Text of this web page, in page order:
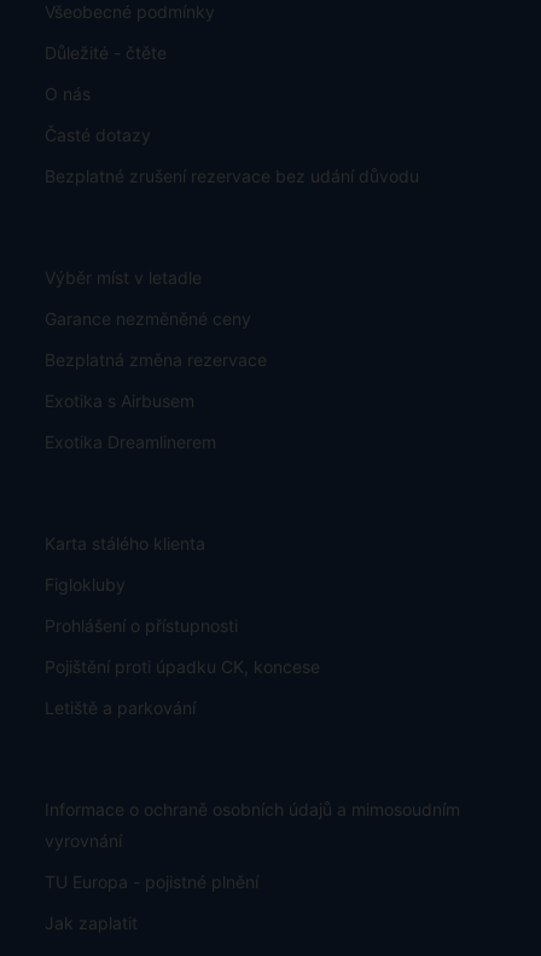
Všeobecné podmínky
Důležité - čtěte
O nás
Časté dotazy
Bezplatné zrušení rezervace bez udání důvodu
Výběr míst v letadle
Garance nezměněné ceny
Bezplatná změna rezervace
Exotika s Airbusem
Exotika Dreamlinerem
Karta stálého klienta
Figlokluby
Prohlášení o přístupnosti
Pojištění proti úpadku CK, koncese
Letiště a parkování
Informace o ochraně osobních údajů a mimosoudním
vyrovnání
TU Europa - pojistné plnění
Jak zaplatit